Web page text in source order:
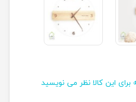
برای این کالا نظر می نویسید